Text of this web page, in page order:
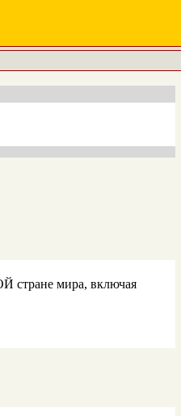
стране мира, включая